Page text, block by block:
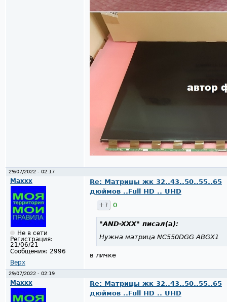
29/07/2022 - 02:17
Maxxx
Не в сети
Регистрация:
21/06/21
Сообщения: 2996
Верх
Re: Матрицы жк 32..43..50..55..65
дюймов ..Full HD .. UHD
+1
0
"AND-XXX" писал(а):
Нужна матрица NC550DGG ABGX1
в личке
29/07/2022 - 02:19
Maxxx
Re: Матрицы жк 32..43..50..55..65
дюймов ..Full HD .. UHD